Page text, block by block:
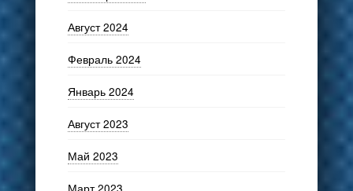
Август 2024
Февраль 2024
Январь 2024
Август 2023
Май 2023